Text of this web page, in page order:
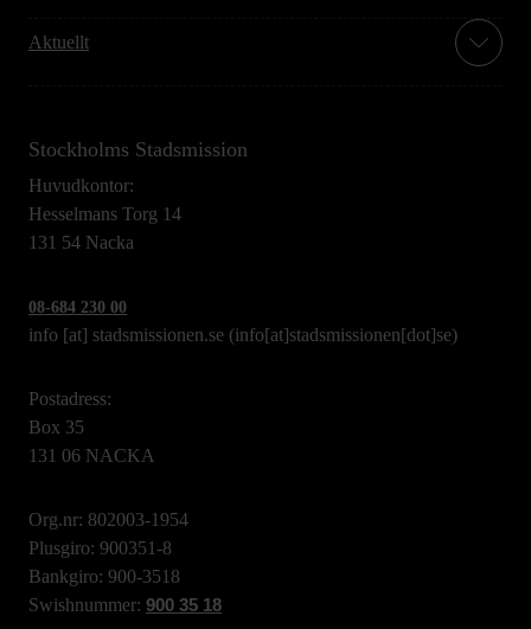
Aktuellt
Stockholms Stadsmission
Huvudkontor:
Hesselmans Torg 14
131 54 Nacka
08-684 230 00
info [at] stadsmissionen.se (info[at]stadsmissionen[dot]se)
Postadress:
Box 35
131 06 NACKA
Org.nr: 802003-1954
Plusgiro: 900351-8
Bankgiro: 900-3518
Swishnummer: 900 35 18